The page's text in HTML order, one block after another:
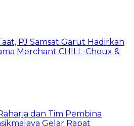
PJ Samsat Garut Hadirkan
Merchant CHILL-Choux &
dan Tim Pembina
Gelar Rapat